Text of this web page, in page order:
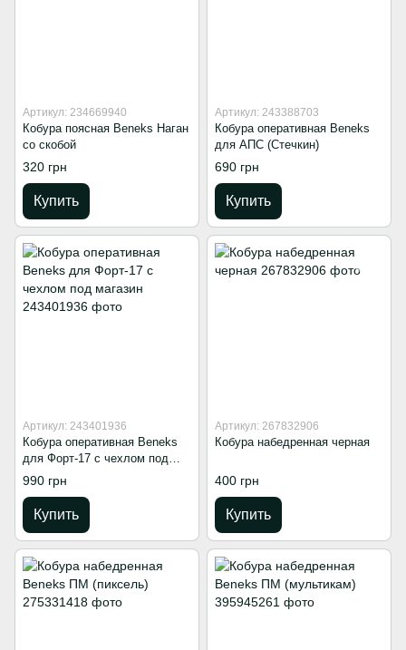
Артикул: 234669940
Кобура поясная Beneks Наган
со скобой
320 грн
Купить
Артикул: 243388703
Кобура оперативная Beneks
для АПС (Стечкин)
690 грн
Купить
Артикул: 243401936
Кобура оперативная Beneks
для Форт-17 с чехлом под
магазин
990 грн
Купить
Артикул: 267832906
Кобура набедренная черная
400 грн
Купить